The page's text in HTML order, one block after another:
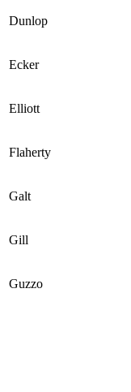
Dunlop
Ecker
Elliott
Flaherty
Galt
Gill
Guzzo